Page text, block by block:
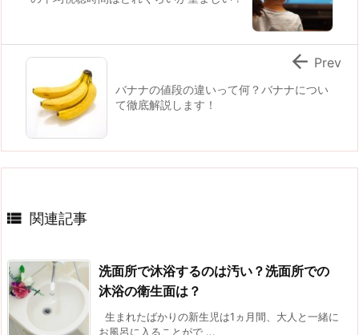
バナナの値段の違いって何？バナナについ
て徹底解説します！
 Prev
 関連記事
洗面所で沐浴するのは汚い？洗面所での
沐浴の衛生面は？
生まれたばかりの新生児は1ヵ月間、大人と一緒に
お風呂に入ることがで ...